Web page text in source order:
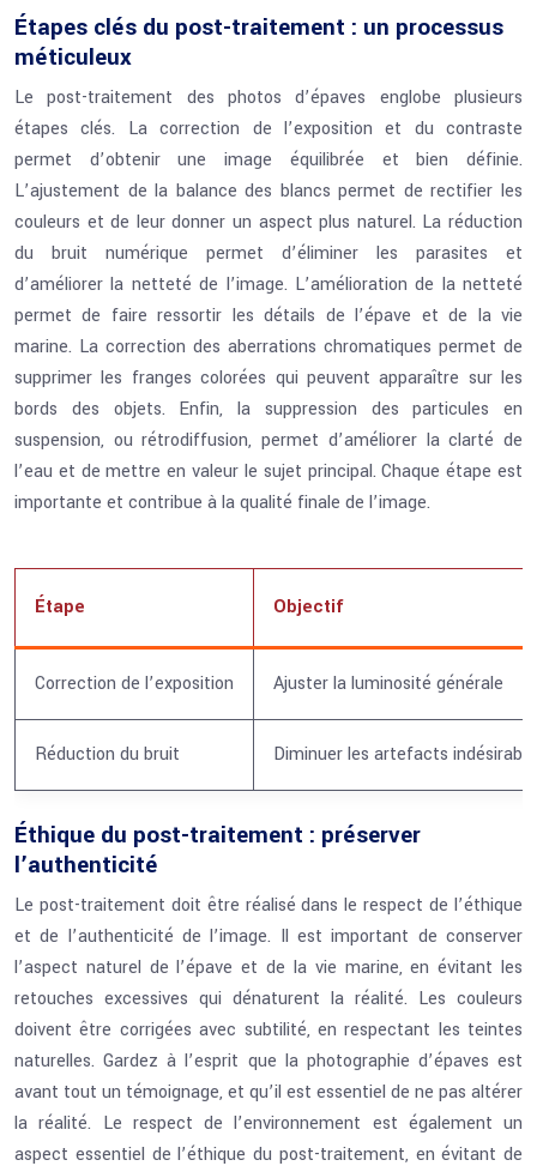
Étapes clés du post-traitement : un processus
méticuleux
Le post-traitement des photos d’épaves englobe plusieurs
étapes clés. La correction de l’exposition et du contraste
permet d’obtenir une image équilibrée et bien définie.
L’ajustement de la balance des blancs permet de rectifier les
couleurs et de leur donner un aspect plus naturel. La réduction
du bruit numérique permet d’éliminer les parasites et
d’améliorer la netteté de l’image. L’amélioration de la netteté
permet de faire ressortir les détails de l’épave et de la vie
marine. La correction des aberrations chromatiques permet de
supprimer les franges colorées qui peuvent apparaître sur les
bords des objets. Enfin, la suppression des particules en
suspension, ou rétrodiffusion, permet d’améliorer la clarté de
l’eau et de mettre en valeur le sujet principal. Chaque étape est
importante et contribue à la qualité finale de l’image.
Étape Objectif
Correction de l’exposition Ajuster la luminosité générale
Réduction du bruit Diminuer les artefacts
Éthique du post-traitement : préserver
l’authenticité
Le post-traitement doit être réalisé dans le respect de l’éthique
et de l’authenticité de l’image. Il est important de conserver
l’aspect naturel de l’épave et de la vie marine, en évitant les
retouches excessives qui dénaturent la réalité. Les couleurs
doivent être corrigées avec subtilité, en respectant les teintes
naturelles. Gardez à l’esprit que la photographie d’épaves est
avant tout un témoignage, et qu’il est essentiel de ne pas altérer
la réalité. Le respect de l’environnement est également un
aspect essentiel de l’éthique du post-traitement, en évitant de